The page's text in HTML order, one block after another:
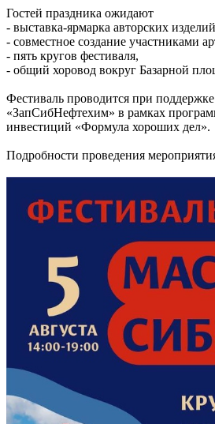
Гостей праздника ожидают
- выставка-ярмарка авторских
- совместное создание участниками
- пять кругов фестиваля,
- общий хоровод вокруг Базарной
Фестиваль проводится при
«ЗапСибНефтехим» в рамках
инвестиций «Формула хороших дел».
Подробности проведения